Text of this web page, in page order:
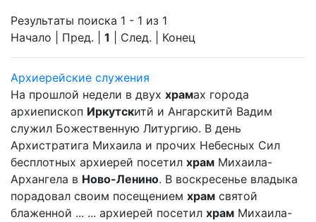
Результаты поиска 1 - 1 из 1
Начало | Пред. | 1 | След. | Конец
Архиерейские служения
На прошлой недели в двух храмах города
архиепископ Иркутскитй и Ангарскитй Вадим
служил Божественную Литургию. В день
Архистратига Михаила и прочих Небесных Сил
бесплотных архиерей посетил храм Михаила-
Архангела в Ново-Ленино. В воскресенье владыка
порадовал своим посещением храм святой
блаженной ... ... архиерей посетил храм Михаила-